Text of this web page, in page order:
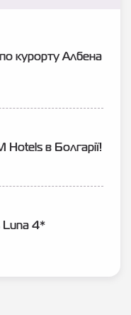
курорту Албена
в Болгарії!
Luna 4*